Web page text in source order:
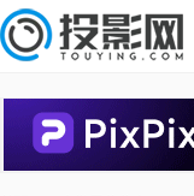
HDMI版本对比